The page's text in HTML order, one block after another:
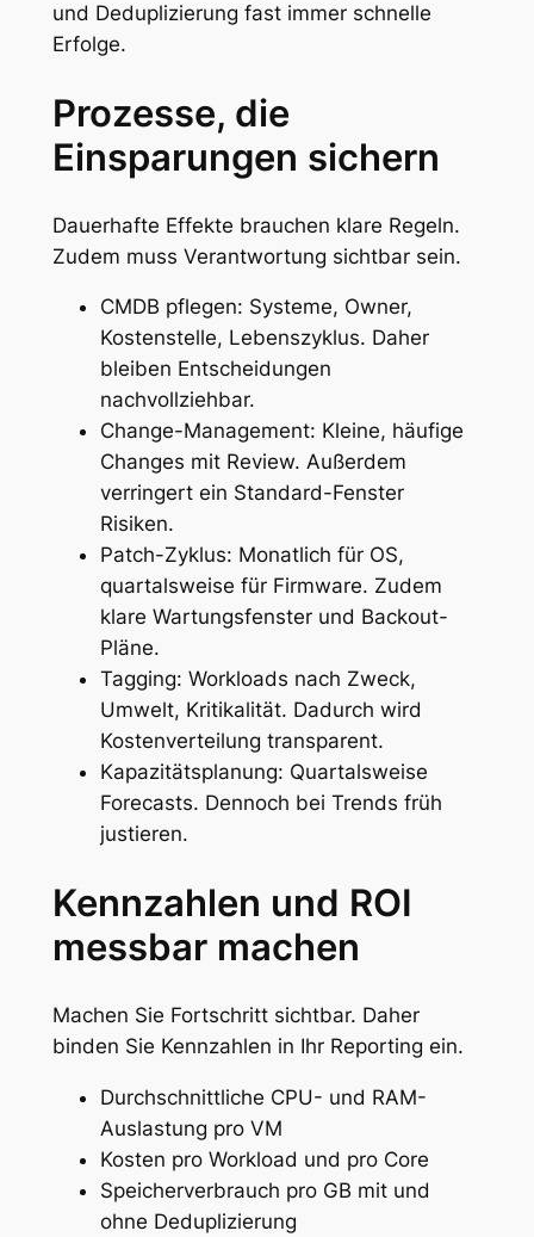
und Deduplizierung fast immer schnelle
Erfolge.
Prozesse, die
Einsparungen sichern
Dauerhafte Effekte brauchen klare Regeln.
Zudem muss Verantwortung sichtbar sein.
CMDB pflegen: Systeme, Owner,
Kostenstelle, Lebenszyklus. Daher
bleiben Entscheidungen
nachvollziehbar.
Change-Management: Kleine, häufige
Changes mit Review. Außerdem
verringert ein Standard-Fenster
Risiken.
Patch-Zyklus: Monatlich für OS,
quartalsweise für Firmware. Zudem
klare Wartungsfenster und Backout-
Pläne.
Tagging: Workloads nach Zweck,
Umwelt, Kritikalität. Dadurch wird
Kostenverteilung transparent.
Kapazitätsplanung: Quartalsweise
Forecasts. Dennoch bei Trends früh
justieren.
Kennzahlen und ROI
messbar machen
Machen Sie Fortschritt sichtbar. Daher
binden Sie Kennzahlen in Ihr Reporting ein.
Durchschnittliche CPU- und RAM-
Auslastung pro VM
Kosten pro Workload und pro Core
Speicherverbrauch pro GB mit und
ohne Deduplizierung